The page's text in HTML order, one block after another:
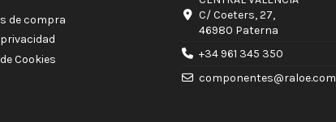
de compra
Cookies
C/ Coeters, 27,
46980 Paterna
+34 961 345 350
componentes@raloe.com